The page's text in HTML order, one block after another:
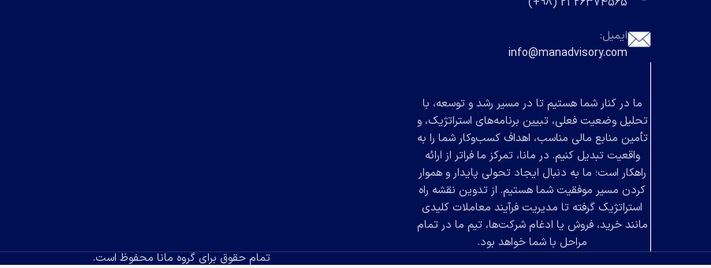
ایمیل:
info@manadvisory.com
ما در کنار شما هستیم تا در مسیر رشد و توسعه، با
تحلیل وضعیت فعلی، تبیین برنامه‌های استراتژیک، و
تأمین منابع مالی مناسب، اهداف کسب‌وکار شما را به
واقعیت تبدیل کنیم. در مانا، تمرکز ما فراتر از ارائه
راهکار است؛ ما به دنبال ایجاد تحولی پایدار و هموار
کردن مسیر موفقیت شما هستیم. از تدوین نقشه راه
استراتژیک گرفته تا مدیریت فرآیند معاملات کلیدی
مانند خرید، فروش یا ادغام شرکت‌ها، تیم ما در تمام
مراحل با شما خواهد بود.
تمام حقوق برای گروه مانا محفوظ است.